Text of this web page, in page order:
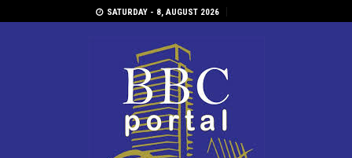
SATURDAY - 8, AUGUST 2026